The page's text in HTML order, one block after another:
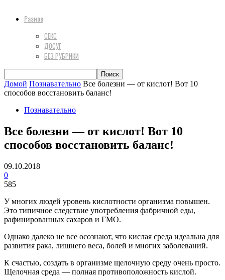
Разное
СЕКС
ДОСУГ
БЕЗ РУБРИКИ
Домой Познавательно Все болезни — от кислот! Вот 10
способов восстановить баланс!
Познавательно
Все болезни — от кислот! Вот 10
способов восстановить баланс!
09.10.2018
0
585
У многих людей уровень кислотности организма повышен.
Это типичное следствие употребления фабричной еды,
рафинированных сахаров и ГМО.
Однако далеко не все осознают, что кислая среда идеальна для
развития рака, лишнего веса, болей и многих заболеваний.
К счастью, создать в организме щелочную среду очень просто.
Щелочная среда — полная противоположность кислой.